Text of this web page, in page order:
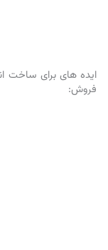
ایده های برای ساخت
فروش: